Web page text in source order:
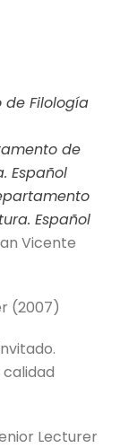
de Filología
de
Español
Español
Vicente
(2007)
Lecturer